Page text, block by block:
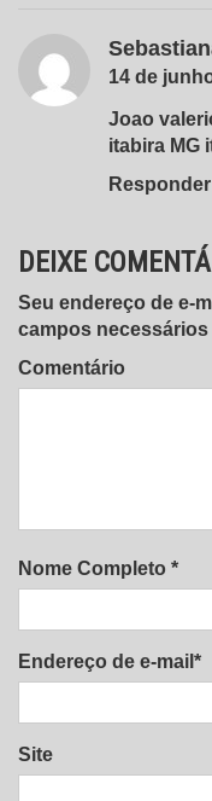
14 de
Joao
itabira MG
Responder
DEIXE
Seu endereço de e-
campos
Comentário
Nome Completo *
Endereço de e-mail*
Site